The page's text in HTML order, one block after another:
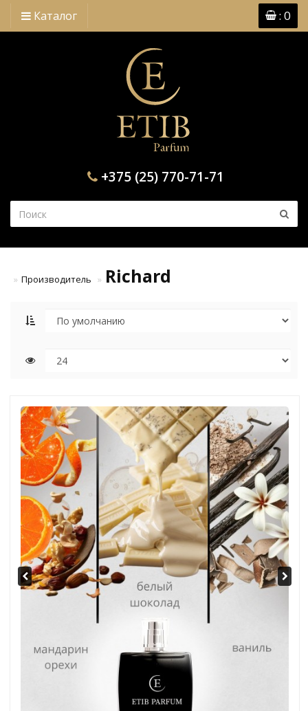
: 0
Каталог
+375 (25) 770-71-71
Производитель Richard